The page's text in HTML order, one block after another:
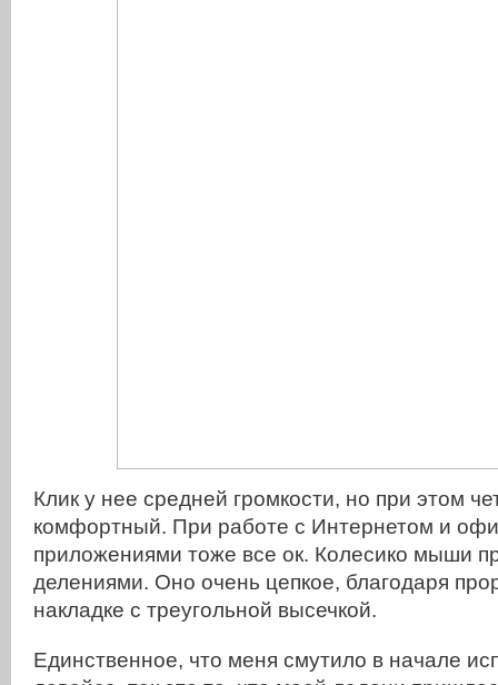
Клик у нее средней громкости, но при этом
комфортный. При работе с Интернетом и
приложениями тоже все ок. Колесико мыши
делениями. Оно очень цепкое, благодаря
накладке с треугольной высечкой.
Единственное, что меня смутило в начале